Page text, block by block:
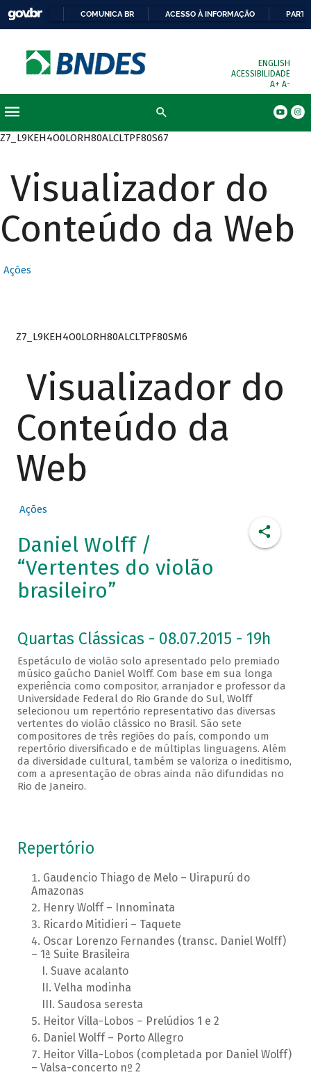
COMUNICA BR ACESSO À INFORMAÇÃO
ENGLISH
ACESSIBILIDADE
A+ A-
Z7_L9KEH4O0LORH80ALCLTPF80S67
Visualizador do
Conteúdo da Web
Ações
Z7_L9KEH4O0LORH80ALCLTPF80SM6
Visualizador do
Conteúdo da
Web
Ações
Daniel Wolff /
“Vertentes do violão
brasileiro”
Quartas Clássicas - 08.07.2015 - 19h
Espetáculo de violão solo apresentado pelo premiado
músico gaúcho Daniel Wolff. Com base em sua longa
experiência como compositor, arranjador e professor da
Universidade Federal do Rio Grande do Sul, Wolff
selecionou um repertório representativo das diversas
vertentes do violão clássico no Brasil. São sete
compositores de três regiões do país, compondo um
repertório diversificado e de múltiplas linguagens. Além
da diversidade cultural, também se valoriza o ineditismo,
com a apresentação de obras ainda não difundidas no
Rio de Janeiro.
Repertório
Gaudencio Thiago de Melo – Uirapurú do
Amazonas
Henry Wolff – Innominata
Ricardo Mitidieri – Taquete
Oscar Lorenzo Fernandes (transc. Daniel Wolff)
– 1ª Suite Brasileira
Suave acalanto
Velha modinha
Saudosa seresta
Heitor Villa-Lobos – Prelúdios 1 e 2
Daniel Wolff – Porto Allegro
Heitor Villa-Lobos (completada por Daniel Wolff)
– Valsa-concerto nº 2